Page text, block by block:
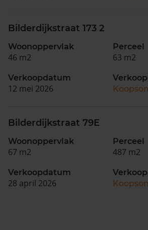
Bilderdijkstraat 173 2
Woonoppervlak
46 m2
Perceel
63 m2
Verkoopdatum
12 mei 2026
Bilderdijkstraat 79E
Woonoppervlak
67 m2
Perceel
487 m2
Verkoopdatum
28 april 2026